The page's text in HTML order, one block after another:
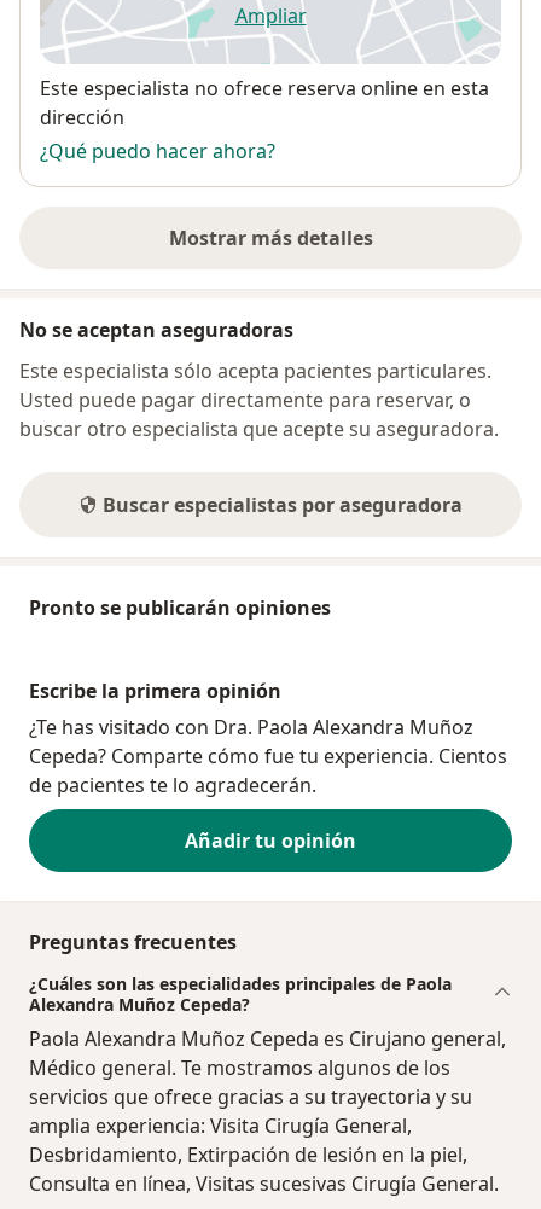
Ampliarse abre en una nueva
Disponibilidad
Este especialista no ofrece reserva online en esta
dirección
¿Qué puedo hacer ahora?
Mostrar más detalles
sobre la dirección
No se aceptan aseguradoras
Este especialista sólo acepta pacientes particulares.
Usted puede pagar directamente para reservar, o
buscar otro especialista que acepte su aseguradora.
Buscar especialistas por aseguradora
Pronto se publicarán opiniones
Escribe la primera opinión
¿Te has visitado con Dra. Paola Alexandra Muñoz
Cepeda? Comparte cómo fue tu experiencia. Cientos
de pacientes te lo agradecerán.
Añadir tu opinión
Preguntas frecuentes
¿Cuáles son las especialidades principales de Paola
Alexandra Muñoz Cepeda?
Paola Alexandra Muñoz Cepeda es Cirujano general,
Médico general. Te mostramos algunos de los
servicios que ofrece gracias a su trayectoria y su
amplia experiencia: Visita Cirugía General,
Desbridamiento, Extirpación de lesión en la piel,
Consulta en línea, Visitas sucesivas Cirugía General.